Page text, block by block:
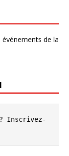
de la
Inscrivez-